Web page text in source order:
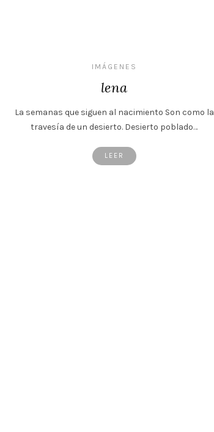
IMÁGENES
lena
La semanas que siguen al nacimiento Son como la
travesía de un desierto. Desierto poblado…
LEER